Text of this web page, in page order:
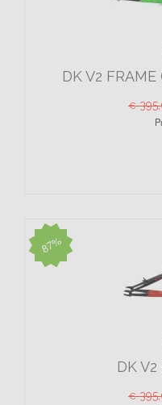
DK V2
€
87%
DK V2
€